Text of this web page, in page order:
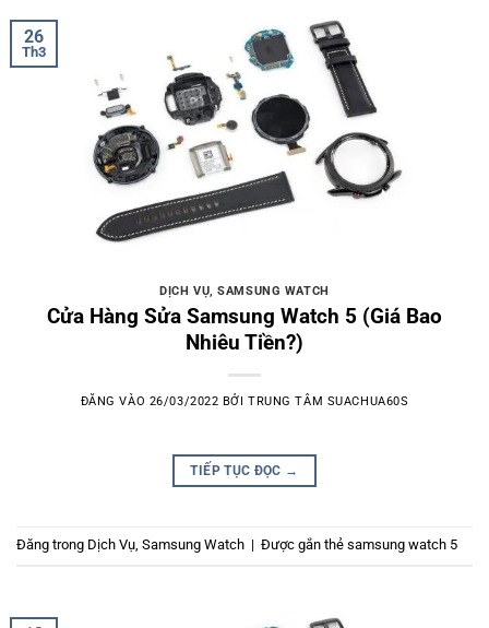
26
Th3
DỊCH VỤ,SAMSUNG WATCH
Cửa Hàng Sửa Samsung Watch 5 (Giá Bao
Nhiêu Tiền?)
ĐĂNG VÀO 26/03/2022 BỞITRUNG TÂM SUACHUA60S
TIẾP TỤC ĐỌC →
Đăng trong Dịch Vụ, Samsung Watch | Được gắn thẻ samsung watch 5